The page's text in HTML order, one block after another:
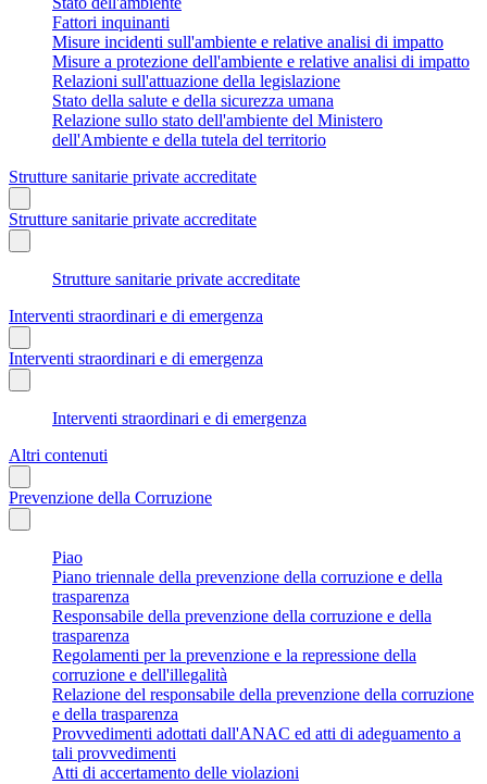
Fattori inquinanti
Misure incidenti sull'ambiente e relative analisi di impatto
Misure a protezione dell'ambiente e relative analisi di impatto
Relazioni sull'attuazione della legislazione
Stato della salute e della sicurezza umana
Relazione sullo stato dell'ambiente del Ministero
dell'Ambiente e della tutela del territorio
Strutture sanitarie private accreditate
Strutture sanitarie private accreditate
Strutture sanitarie private accreditate
Interventi straordinari e di emergenza
Interventi straordinari e di emergenza
Interventi straordinari e di emergenza
Altri contenuti
Prevenzione della Corruzione
Piao
Piano triennale della prevenzione della corruzione e della
trasparenza
Responsabile della prevenzione della corruzione e della
trasparenza
Regolamenti per la prevenzione e la repressione della
corruzione e dell'illegalità
Relazione del responsabile della prevenzione della corruzione
e della trasparenza
Provvedimenti adottati dall'ANAC ed atti di adeguamento a
tali provvedimenti
Atti di accertamento delle violazioni